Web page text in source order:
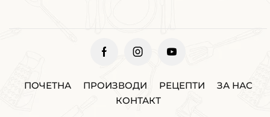
ПОЧЕТНА ПРОИЗВОДИ РЕЦЕПТИ
ЗА НАС
КОНТАКТ